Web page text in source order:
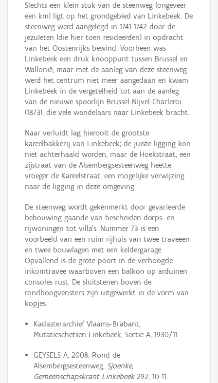
Aanmelden
Slechts een klein stuk van de steenweg (ongeveer
een km) ligt op het grondgebied van Linkebeek. De
steenweg werd aangelegd in 1741-1742 door de
jezuïeten (die hier toen resideerden) in opdracht
van het Oostenrijks bewind. Voorheen was
Linkebeek een druk knooppunt tussen Brussel en
Wallonië, maar met de aanleg van deze steenweg
werd het centrum niet meer aangedaan en kwam
Linkebeek in de vergetelheid tot aan de aanleg
van de nieuwe spoorlijn Brussel-Nijvel-Charleroi
(1873), die vele wandelaars naar Linkebeek bracht.
Naar verluidt lag hierooit de grootste
kareelbakkerij van Linkebeek; de juiste ligging kon
niet achterhaald worden, maar de Hoekstraat, een
zijstraat van de Alsembergsesteenweg heette
vroeger de Kareelstraat, een mogelijke verwijzing
naar de ligging in deze omgeving.
De steenweg wordt gekenmerkt door gevarieerde
bebouwing gaande van bescheiden dorps- en
rijwoningen tot villa’s. Nummer 73 is een
voorbeeld van een ruim rijhuis van twee traveeën
en twee bouwlagen met een keldergarage.
Opvallend is de grote poort in de verhoogde
inkomtravee waarboven een balkon op arduinen
consoles rust. De sluitstenen boven de
rondboogvensters zijn uitgewerkt in de vorm van
kopjes.
Kadasterarchief Vlaams-Brabant,
Mutatieschetsen Linkebeek, Sectie A, 1930/11.
GEYSELS A. 2008: Rond de
Alsembergsesteenweg, Sjoenke,
Gemeenschapskrant Linkebeek292, 10-11.